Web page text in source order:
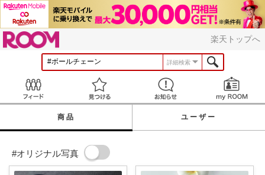
楽天トップへ
詳細検索
見つける お知らせ
商品 ユーザー
#オリジナル写真